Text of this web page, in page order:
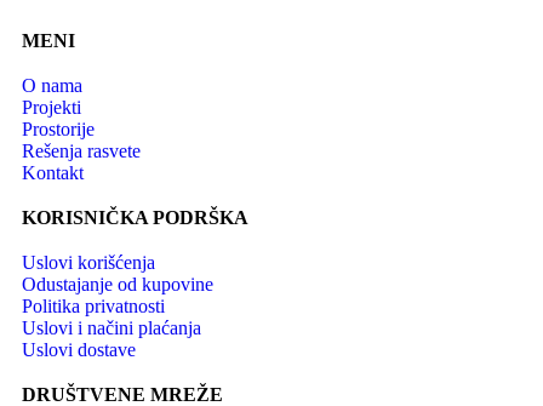
MENI
O nama
Projekti
Prostorije
Rešenja rasvete
Kontakt
KORISNIČKA PODRŠKA
Uslovi korišćenja
Odustajanje od kupovine
Politika privatnosti
Uslovi i načini plaćanja
Uslovi dostave
DRUŠTVENE MREŽE